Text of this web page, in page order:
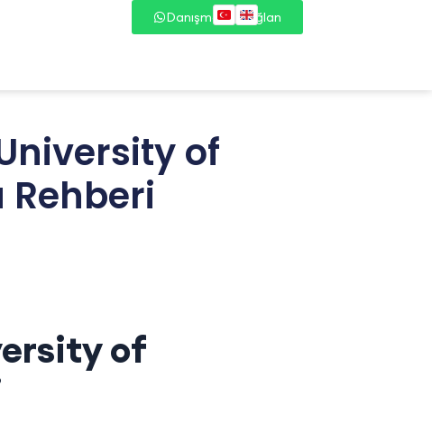
Danışmana Bağlan
of
of